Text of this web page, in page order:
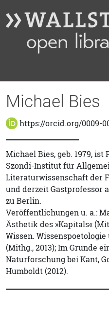
Michael Bies
https://orcid.org/0009-
Michael Bies, geb. 1979,
Szondi-Institut für
Literaturwissenschaft der
und derzeit Gastprofessor
zu Berlin.
Veröffentlichungen u. a.:
Ästhetik des »Kapitals«
Wissen.
(Mithg., 2013); Im Grunde
Naturforschung bei Kant,
Humboldt (2012).